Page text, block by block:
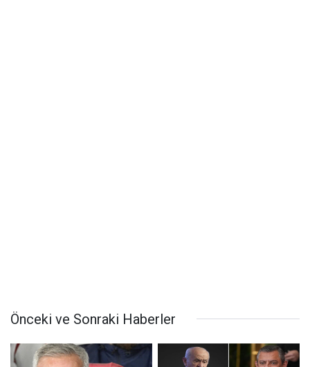
Önceki ve Sonraki Haberler